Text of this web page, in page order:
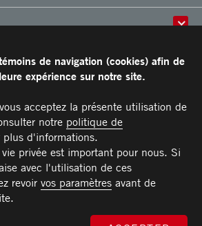
Procédures d’entretien recommandées
0104
5636
de navigation (cookies) afin de
expérience sur notre site.
acceptez la présente utilisation de
notre politique de
d'informations.
privée est important pour nous. Si
avec l'utilisation de ces
revoir vos paramètresavant de